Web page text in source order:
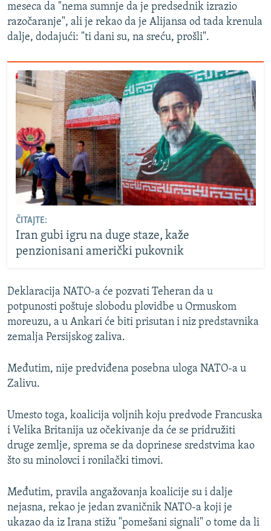
meseca da "nema sumnje da je predsednik izrazio
razočaranje", ali je rekao da je Alijansa od tada krenula
dalje, dodajući: "ti dani su, na sreću, prošli".
ČITAJTE:
Iran gubi igru na duge staze, kaže
penzionisani američki pukovnik
Deklaracija NATO-a će pozvati Teheran da u
potpunosti poštuje slobodu plovidbe u Ormuskom
moreuzu, a u Ankari će biti prisutan i niz predstavnika
zemalja Persijskog zaliva.
Međutim, nije predviđena posebna uloga NATO-a u
Zalivu.
Umesto toga, koalicija voljnih koju predvode Francuska
i Velika Britanija uz očekivanje da će se pridružiti
druge zemlje, sprema se da doprinese sredstvima kao
što su minolovci i ronilački timovi.
Međutim, pravila angažovanja koalicije su i dalje
nejasna, rekao je jedan zvaničnik NATO-a koji je
ukazao da iz Irana stižu "pomešani signali" o tome da li